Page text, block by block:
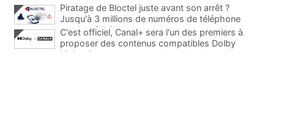
Piratage de Bloctel juste avant son arrêt ?
Jusqu'à 3 millions de numéros de téléphone
auraient fuité
C'est officiel, Canal+ sera l'un des premiers à
proposer des contenus compatibles Dolby
Vision 2